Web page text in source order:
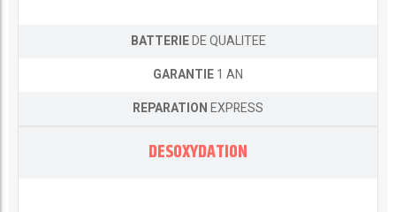
BATTERIEDE QUALITEE
GARANTIE1 AN
REPARATIONEXPRESS
DESOXYDATION